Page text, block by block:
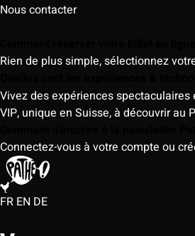
Nous contacter
Rien de plus simple, sélectionnez
Vivez des expériences
VIP, unique en Suisse, à découvrir au
Connectez-vous à votre compte ou
FR EN DE